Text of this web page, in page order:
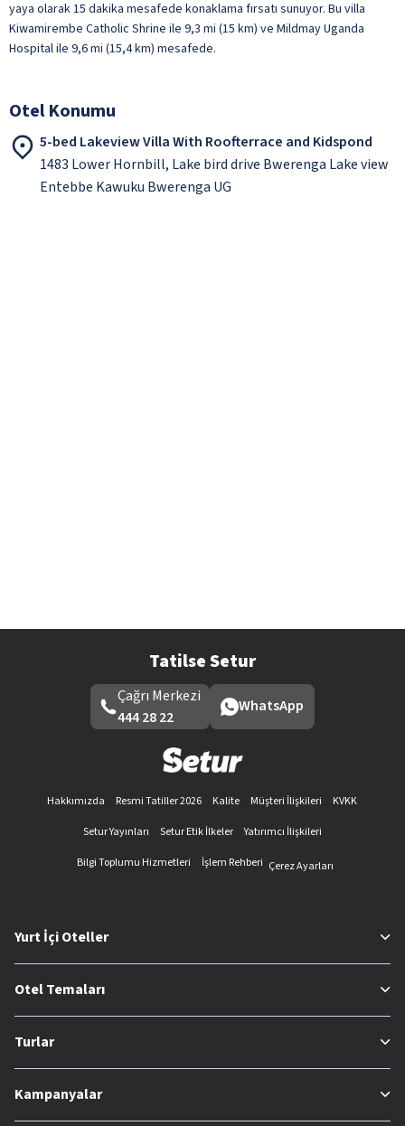
yaya olarak 15 dakika mesafede konaklama fırsatı sunuyor. Bu villa
Kiwamirembe Catholic Shrine ile 9,3 mi (15 km) ve Mildmay Uganda
Hospital ile 9,6 mi (15,4 km) mesafede.
Otel Konumu
5-bed Lakeview Villa With Roofterrace and Kidspond
1483 Lower Hornbill, Lake bird drive Bwerenga Lake view
Entebbe Kawuku Bwerenga UG
Tatilse Setur
Çağrı Merkezi
444 28 22
WhatsApp
Hakkımızda Resmi Tatiller 2026 Kalite Müşteri İlişkileri
KVKK
Setur Yayınları
Setur Etik İlkeler
Yatırımcı İlişkileri
Bilgi Toplumu Hizmetleri
İşlem Rehberi Çerez Ayarları
Yurt İçi Oteller
Otel Temaları
Turlar
Kampanyalar